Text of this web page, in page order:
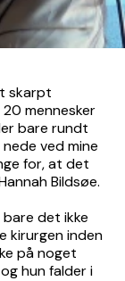
skarpt
mennesker
bare rundt
ved mine
for, at det
Bildsøe.
det ikke
kirurgen inden
på noget
hun falder i